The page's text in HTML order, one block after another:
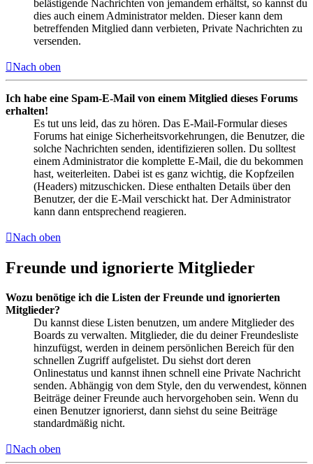
belästigende Nachrichten von jemandem erhältst, so kannst du
dies auch einem Administrator melden. Dieser kann dem
betreffenden Mitglied dann verbieten, Private Nachrichten zu
versenden.
Nach oben
Ich habe eine Spam-E-Mail von einem Mitglied dieses Forums
erhalten!
Es tut uns leid, das zu hören. Das E-Mail-Formular dieses
Forums hat einige Sicherheitsvorkehrungen, die Benutzer, die
solche Nachrichten senden, identifizieren sollen. Du solltest
einem Administrator die komplette E-Mail, die du bekommen
hast, weiterleiten. Dabei ist es ganz wichtig, die Kopfzeilen
(Headers) mitzuschicken. Diese enthalten Details über den
Benutzer, der die E-Mail verschickt hat. Der Administrator
kann dann entsprechend reagieren.
Nach oben
Freunde und ignorierte Mitglieder
Wozu benötige ich die Listen der Freunde und ignorierten
Mitglieder?
Du kannst diese Listen benutzen, um andere Mitglieder des
Boards zu verwalten. Mitglieder, die du deiner Freundesliste
hinzufügst, werden in deinem persönlichen Bereich für den
schnellen Zugriff aufgelistet. Du siehst dort deren
Onlinestatus und kannst ihnen schnell eine Private Nachricht
senden. Abhängig von dem Style, den du verwendest, können
Beiträge deiner Freunde auch hervorgehoben sein. Wenn du
einen Benutzer ignorierst, dann siehst du seine Beiträge
standardmäßig nicht.
Nach oben